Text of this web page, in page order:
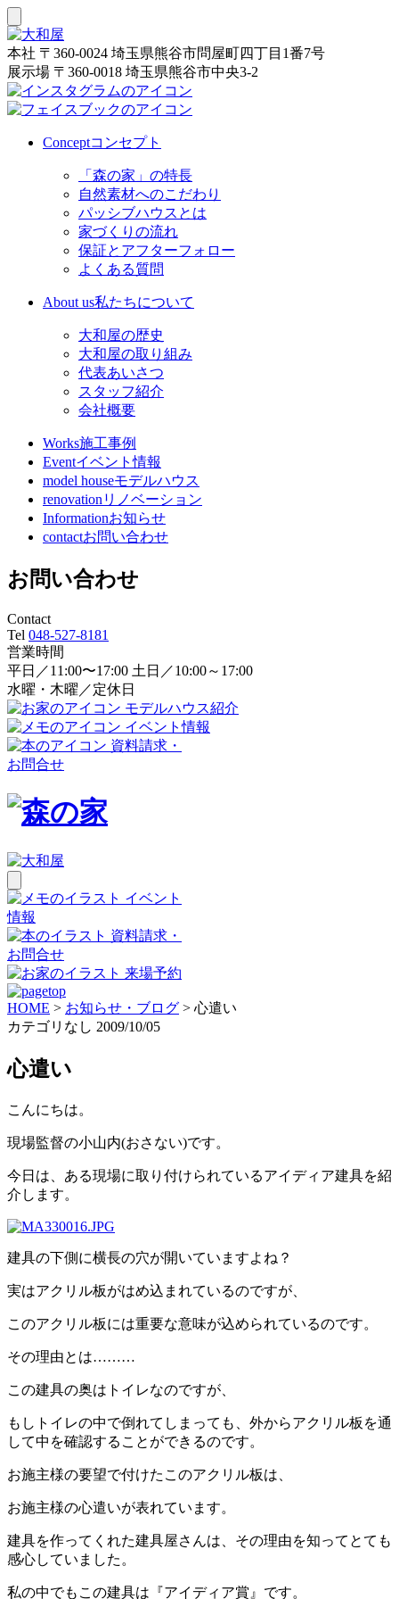
本社 〒360-0024 埼玉県熊谷市問屋町四丁目1番7号
展示場 〒360-0018 埼玉県熊谷市中央3-2
Conceptコンセプト
「森の家」の特長
自然素材へのこだわり
パッシブハウスとは
家づくりの流れ
保証とアフターフォロー
よくある質問
About us私たちについて
大和屋の歴史
大和屋の取り組み
代表あいさつ
スタッフ紹介
会社概要
Works施工事例
Eventイベント情報
model houseモデルハウス
renovation リノベーション
Informationお知らせ
contactお問い合わせ
お問い合わせ
Contact
Tel 048-527-8181
営業時間
平日／11:00〜17:00 土日／10:00～17:00
水曜・木曜／定休日
モデルハウス紹介
イベント情報
資料請求・
お問合せ
イベント
情報
資料請求・
お問合せ
来場予約
HOME > お知らせ・ブログ > 心遣い
カテゴリなし 2009/10/05
心遣い
こんにちは。
現場監督の小山内(おさない)です。
今日は、ある現場に取り付けられているアイディア建具を紹
介します。
建具の下側に横長の穴が開いていますよね？
実はアクリル板がはめ込まれているのですが、
このアクリル板には重要な意味が込められているのです。
その理由とは………
この建具の奥はトイレなのですが、
もしトイレの中で倒れてしまっても、外からアクリル板を通
して中を確認することができるのです。
お施主様の要望で付けたこのアクリル板は、
お施主様の心遣いが表れています。
建具を作ってくれた建具屋さんは、その理由を知ってとても
感心していました。
私の中でもこの建具は『アイディア賞』です。